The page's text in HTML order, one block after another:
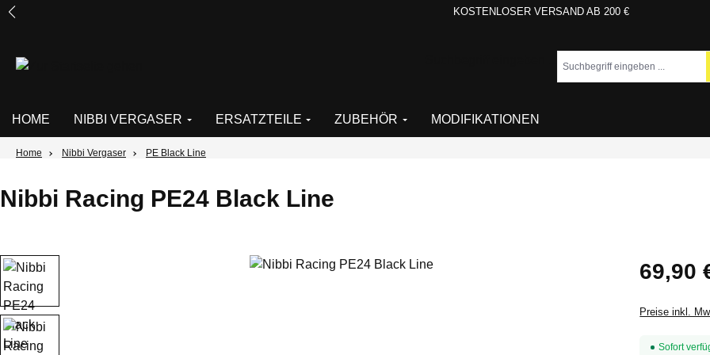
Hauptinhalt springen
Zur Suche springen
Zur Hauptnavigation springen KOSTENLOSER VERSAND AB 200 €
HOME NIBBI VERGASER ERSATZTEILE ZUBEHÖR MODIFIKATIONEN
Home Nibbi Vergaser PE Black Line
Nibbi Racing PE24 Black Line
Bildergalerie überspringen Regulärer
69,90
Preise inkl.
Sofort